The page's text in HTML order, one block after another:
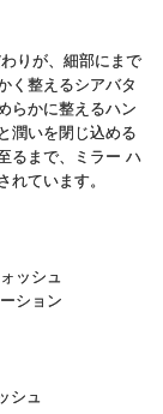
りが、細部にまで
く整えるシアバタ
らかに整えるハン
潤いを閉じ込める
るまで、ミラー ハ
れています。
ッシュ
ション
シュ